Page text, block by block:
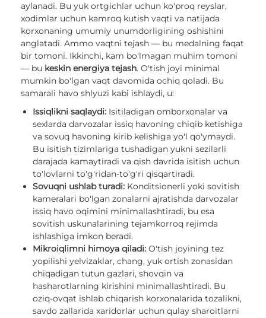
aylanadi. Bu yuk ortgichlar uchun ko'proq reyslar,
xodimlar uchun kamroq kutish vaqti va natijada
korxonaning umumiy unumdorligining oshishini
anglatadi. Ammo vaqtni tejash — bu medalning faqat
bir tomoni. Ikkinchi, kam bo'lmagan muhim tomoni
— bu keskin energiya tejash. O'tish joyi minimal
mumkin bo'lgan vaqt davomida ochiq qoladi. Bu
samarali havo shlyuzi kabi ishlaydi, u:
Issiqlikni saqlaydi: Isitiladigan omborxonalar va
sexlarda darvozalar issiq havoning chiqib ketishiga
va sovuq havoning kirib kelishiga yo'l qo'ymaydi.
Bu isitish tizimlariga tushadigan yukni sezilarli
darajada kamaytiradi va qish davrida isitish uchun
to'lovlarni to'g'ridan-to'g'ri qisqartiradi.
Sovuqni ushlab turadi: Konditsionerli yoki sovitish
kameralari bo'lgan zonalarni ajratishda darvozalar
issiq havo oqimini minimallashtiradi, bu esa
sovitish uskunalarining tejamkorroq rejimda
ishlashiga imkon beradi.
Mikroiqlimni himoya qiladi: O'tish joyining tez
yopilishi yelvizaklar, chang, yuk ortish zonasidan
chiqadigan tutun gazlari, shovqin va
hasharotlarning kirishini minimallashtiradi. Bu
oziq-ovqat ishlab chiqarish korxonalarida tozalikni,
savdo zallarida xaridorlar uchun qulay sharoitlarni